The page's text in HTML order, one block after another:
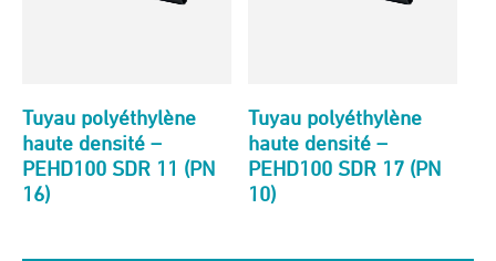
Tuyau polyéthylène
haute densité –
PEHD100 SDR 11 (PN
16)
Tuyau polyéthylène
haute densité –
PEHD100 SDR 17 (PN
10)